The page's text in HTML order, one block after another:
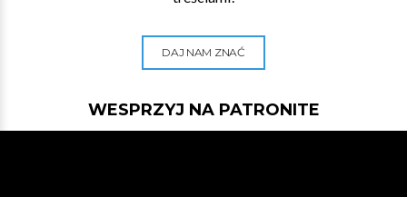
DAJ NAM ZNAĆ
WESPRZYJ NA PATRONITE